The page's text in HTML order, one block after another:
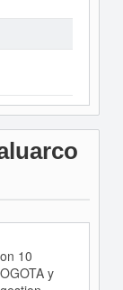
10
y